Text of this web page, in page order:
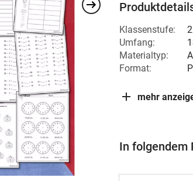
Klassenstufe:
Umfang:
Materialtyp:
Format:
mehr
In folgendem